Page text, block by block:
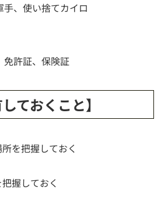
、使い捨てカイロ
許証、保険証
ておくこと】
を把握しておく
握しておく